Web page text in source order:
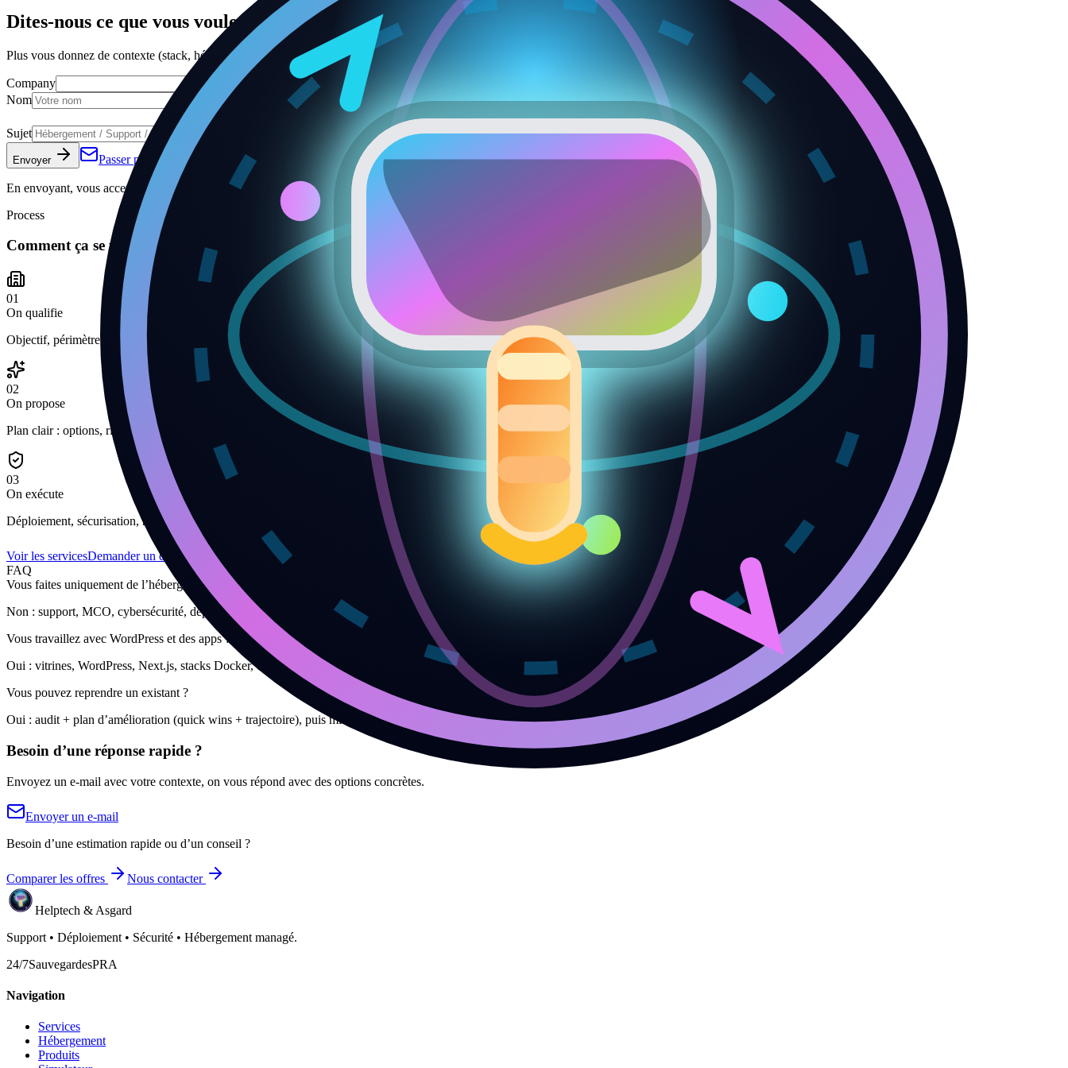
Dites-nous ce que vous voulez obtenir
Plus vous donnez de contexte (stack, hébergement actuel, contraintes, délai), plus la réponse sera précise.
Company
Nom
E-mail *
Sujet Votre besoin *
Envoyer Passer par e-mail
En envoyant, vous acceptez d’être recontacté à propos de votre demande.
Process
Comment ça se passe
01
On qualifie
Objectif, périmètre, contraintes, et attentes de délai/budget.
02
On propose
Plan clair : options, risques, et recommandations priorisées.
03
On exécute
Déploiement, sécurisation, monitoring, et documentation.
Voir les servicesDemander un devis
FAQ
Vous faites uniquement de l’hébergement ?
Non : support, MCO, cybersécurité, déploiements, supervision, sauvegardes, PRA. Hébergement managé si pertinent.
Vous travaillez avec WordPress et des apps ?
Oui : vitrines, WordPress, Next.js, stacks Docker, etc. L’objectif : fiabilité, perf, sécurité et simplicité d’exploitation.
Vous pouvez reprendre un existant ?
Oui : audit + plan d’amélioration (quick wins + trajectoire), puis mise en œuvre progressive.
Besoin d’une réponse rapide ?
Envoyez un e-mail avec votre contexte, on vous répond avec des options concrètes.
Envoyer un e-mail
Besoin d’une estimation rapide ou d’un conseil ?
Comparer les offres Nous contacter
Helptech & Asgard
Support • Déploiement • Sécurité • Hébergement managé.
24/7SauvegardesPRA
Navigation
Services
Hébergement
Produits